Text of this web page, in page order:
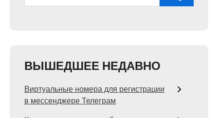
ВЫШЕДШЕЕ НЕДАВНО
Виртуальные номера для регистрации
в мессенджере Телеграм